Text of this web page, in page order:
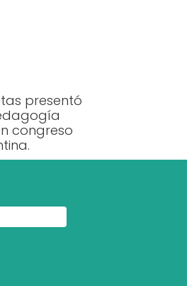
presentó
congreso